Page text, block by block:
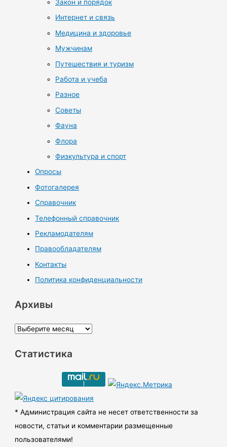
Закон и порядок
Интернет и связь
Медицина и здоровье
Мужчинам
Путешествия и туризм
Работа и учеба
Разное
Советы
Фауна
Флора
Физкультура и спорт
Опросы
Фотогалерея
Справочник
Телефонный справочник
Рекламодателям
Правообладателям
Контакты
Политика конфиденциальности
Архивы
А
х
ы
Статистика
* Администрация сайта не несет ответственности за
новости, статьи и комментарии размещенные
пользователями!